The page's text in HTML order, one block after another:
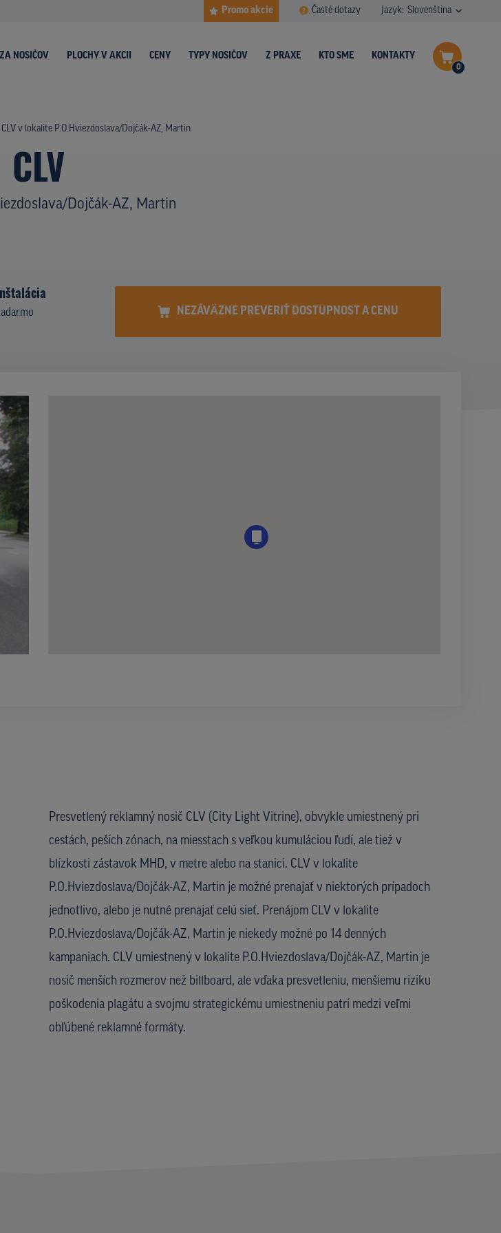
Promo akcie Časté dotazy Jazyk: Slovenština
0
NOSIČOV PLOCHY V AKCII CENY TYPY NOSIČOV Z PRAXE KTO SME KONTAKTY
CLV v lokalite P.O.Hviezdoslava/Dojčák-AZ, Martin
CLV
Dojčák-AZ, Martin
NEZÁVÄZNE PREVERIŤ DOSTUPNOST A CENU
Presvetlený reklamný nosič CLV (City Light Vitrine), obvykle umiestnený pri
cestách, peších zónach, na miesstach s veľkou kumuláciou ľudí, ale tiež v
blízkosti zástavok MHD, v metre alebo na stanici. CLV v lokalite
P.O.Hviezdoslava/Dojčák-AZ, Martin je možné prenajať v niektorých prípadoch
jednotlivo, alebo je nutné prenajať celú sieť. Prenájom CLV v lokalite
P.O.Hviezdoslava/Dojčák-AZ, Martin je niekedy možné po 14 denných
kampaniach. CLV umiestnený v lokalite P.O.Hviezdoslava/Dojčák-AZ, Martin je
nosič menších rozmerov než billboard, ale vďaka presvetleniu, menšiemu riziku
poškodenia plagátu a svojmu strategickému umiestneniu patrí medzi veľmi
obľúbené reklamné formáty.